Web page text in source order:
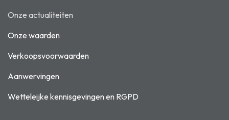
Onze actualiteiten
Onze waarden
Verkoopsvoorwaarden
Aanwervingen
Wetteleijke kennisgevingen en RGPD